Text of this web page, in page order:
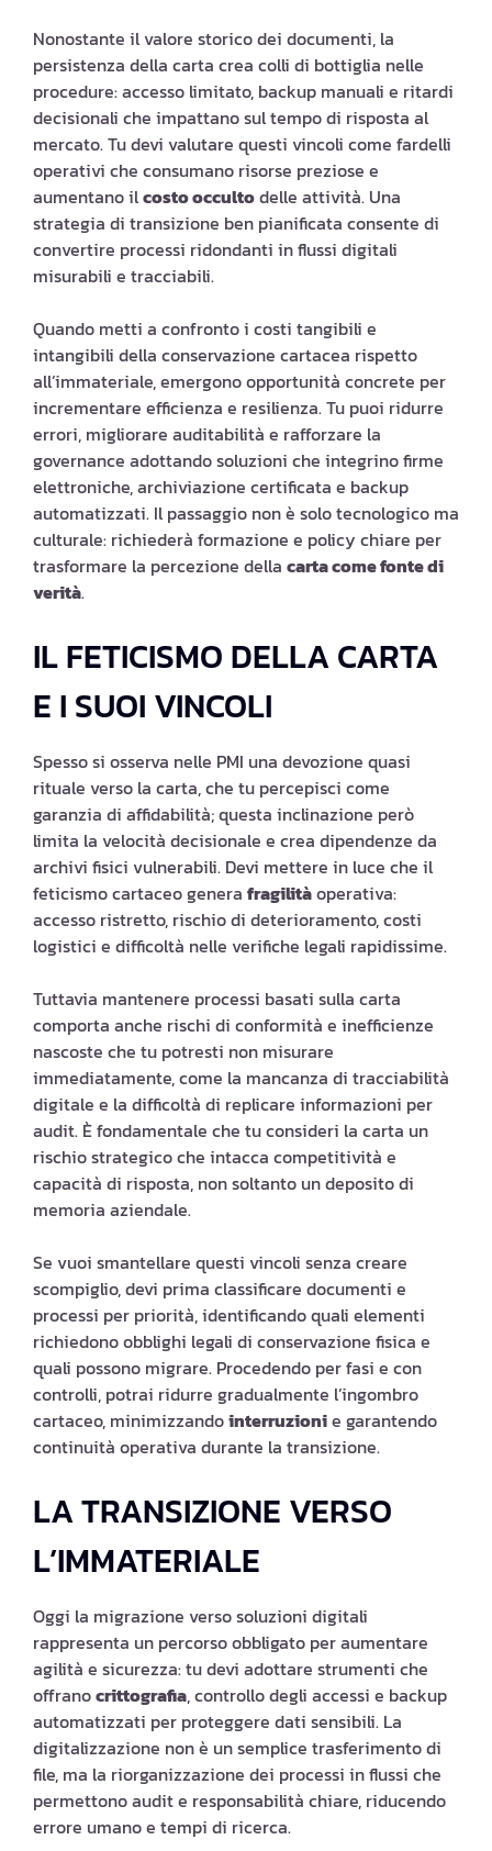
Nonostante il valore storico dei documenti, la
persistenza della carta crea colli di bottiglia nelle
procedure: accesso limitato, backup manuali e ritardi
decisionali che impattano sul tempo di risposta al
mercato. Tu devi valutare questi vincoli come fardelli
operativi che consumano risorse preziose e
aumentano ilcosto occultodelle attività. Una
strategia di transizione ben pianificata consente di
convertire processi ridondanti in flussi digitali
misurabili e tracciabili.
Quando metti a confronto i costi tangibili e
intangibili della conservazione cartacea rispetto
all’immateriale, emergono opportunità concrete per
incrementare efficienza e resilienza. Tu puoi ridurre
errori, migliorare auditabilità e rafforzare la
governance adottando soluzioni che integrino firme
elettroniche, archiviazione certificata e backup
automatizzati. Il passaggio non è solo tecnologico ma
culturale: richiederà formazione e policy chiare per
trasformare la percezione della carta come fonte di
verità.
IL FETICISMO DELLA CARTA
E I SUOI VINCOLI
Spesso si osserva nelle PMI una devozione quasi
rituale verso la carta, che tu percepisci come
garanzia di affidabilità; questa inclinazione però
limita la velocità decisionale e crea dipendenze da
archivi fisici vulnerabili. Devi mettere in luce che il
feticismo cartaceo genera fragilitàoperativa:
accesso ristretto, rischio di deterioramento, costi
logistici e difficoltà nelle verifiche legali rapidissime.
Tuttavia mantenere processi basati sulla carta
comporta anche rischi di conformità e inefficienze
nascoste che tu potresti non misurare
immediatamente, come la mancanza di tracciabilità
digitale e la difficoltà di replicare informazioni per
audit. È fondamentale che tu consideri la carta un
rischio strategico che intacca competitività e
capacità di risposta, non soltanto un deposito di
memoria aziendale.
Se vuoi smantellare questi vincoli senza creare
scompiglio, devi prima classificare documenti e
processi per priorità, identificando quali elementi
richiedono obblighi legali di conservazione fisica e
quali possono migrare. Procedendo per fasi e con
controlli, potrai ridurre gradualmente l’ingombro
cartaceo, minimizzandointerruzionie garantendo
continuità operativa durante la transizione.
LA TRANSIZIONE VERSO
L’IMMATERIALE
Oggi la migrazione verso soluzioni digitali
rappresenta un percorso obbligato per aumentare
agilità e sicurezza: tu devi adottare strumenti che
offranocrittografia, controllo degli accessi e backup
automatizzati per proteggere dati sensibili. La
digitalizzazione non è un semplice trasferimento di
file, ma la riorganizzazione dei processi in flussi che
permettono audit e responsabilità chiare, riducendo
errore umano e tempi di ricerca.